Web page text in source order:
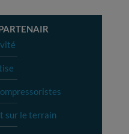
sur le terrain